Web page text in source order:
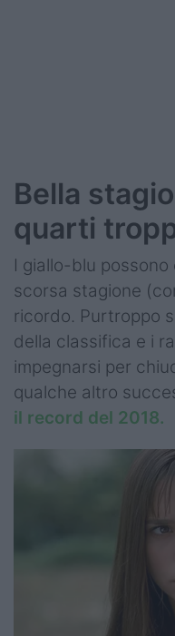
Bella
quarti
I giallo-blu
scorsa stagione
ricordo. Purtroppo
della classifica e i
impegnarsi per
qualche altro
il record del 2018.